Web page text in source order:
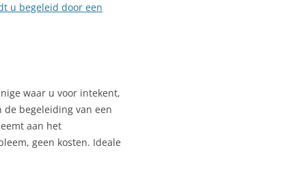
u begeleid door een
waar u voor intekent,
begeleiding van een
aan het
geen kosten. Ideale